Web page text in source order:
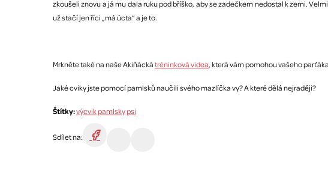
zkoušeli znovu a já mu dala ruku pod bříško, aby se zadečkem nedostal k zemi.
už stačí jen říci „má úcta“ a je to.
Mrkněte také na naše Akiňáckátréninková videa , která vám pomohou vašeho
Jaké cviky jste pomocí pamlsků naučili svého mazlíčka vy? A které dělá nejraději?
Štítky:výcvikpamlskypsi
Sdílet na: